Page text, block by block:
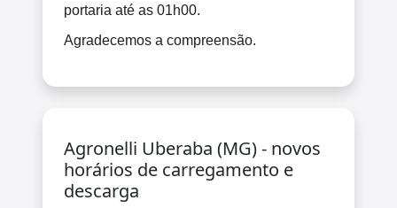
portaria até as 01h00.
Agradecemos a compreensão.
Agronelli Uberaba (MG) - novos
horários de carregamento e
descarga